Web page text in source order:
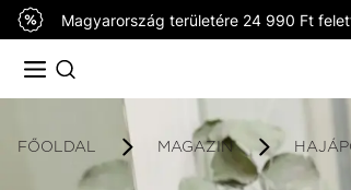
Magyarország területére 24 990 Ft
FŐOLDAL MAGAZIN